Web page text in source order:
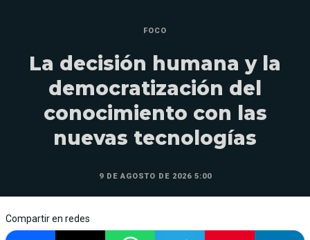
FOCO
La decisión humana y la
democratización del
conocimiento con las
nuevas tecnologías
9 DE AGOSTO DE 2026 5:00
Compartir en redes